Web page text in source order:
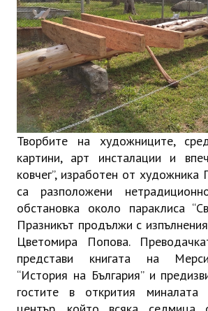
Творбите на художниците,
картини, арт инсталации и
ковчег”, изработен от художника
са разположени
обстановка около параклиса
Празникът продължи с
Цветомира Попова.
представи книгата на
“История на България” и
гостите в открития миналата